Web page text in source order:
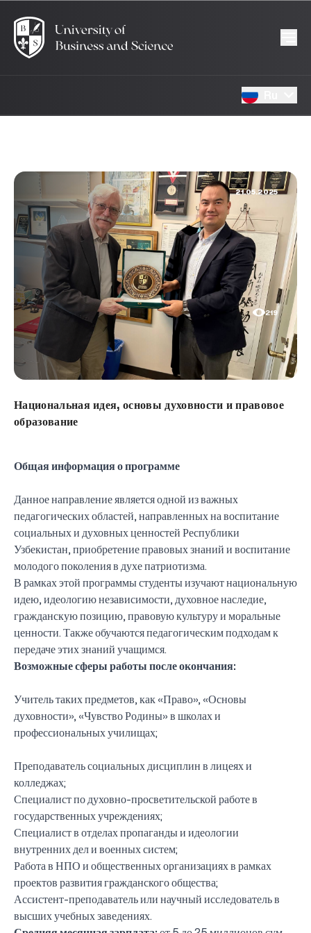
21.05.2025
219
Национальная идея, основы духовности и правовое
образование
Общая информация о программе
Данное направление является одной из важных
педагогических областей, направленных на воспитание
социальных и духовных ценностей Республики
Узбекистан, приобретение правовых знаний и воспитание
молодого поколения в духе патриотизма.
В рамках этой программы студенты изучают национальную
идею, идеологию независимости, духовное наследие,
гражданскую позицию, правовую культуру и моральные
ценности. Также обучаются педагогическим подходам к
передаче этих знаний учащимся.
Возможные сферы работы после окончания:
Учитель таких предметов, как «Право», «Основы
духовности», «Чувство Родины» в школах и
профессиональных училищах;
Преподаватель социальных дисциплин в лицеях и
колледжах;
Специалист по духовно-просветительской работе в
государственных учреждениях;
Специалист в отделах пропаганды и идеологии
внутренних дел и военных систем;
Работа в НПО и общественных организациях в рамках
проектов развития гражданского общества;
Ассистент-преподаватель или научный исследователь в
высших учебных заведениях.